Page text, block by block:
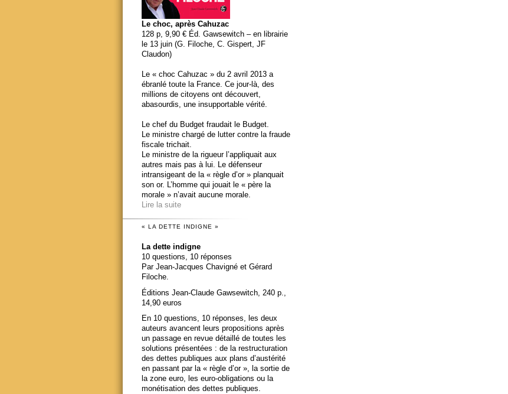
Le choc, après Cahuzac
128 p, 9,90 € Éd. Gawsewitch – en librairie
le 13 juin (G. Filoche, C. Gispert, JF
Claudon)
Le « choc Cahuzac » du 2 avril 2013 a
ébranlé toute la France. Ce jour-là, des
millions de citoyens ont découvert,
abasourdis, une insupportable vérité.
Le chef du Budget fraudait le Budget.
Le ministre chargé de lutter contre la fraude
fiscale trichait.
Le ministre de la rigueur l’appliquait aux
autres mais pas à lui. Le défenseur
intransigeant de la « règle d’or » planquait
son or. L’homme qui jouait le « père la
morale » n’avait aucune morale.
Lire la suite
« LA DETTE INDIGNE »
La dette indigne
10 questions, 10 réponses
Par Jean-Jacques Chavigné et Gérard
Filoche.
Éditions Jean-Claude Gawsewitch, 240 p.,
14,90 euros
En 10 questions, 10 réponses, les deux
auteurs avancent leurs propositions après
un passage en revue détaillé de toutes les
solutions présentées : de la restructuration
des dettes publiques aux plans d’austérité
en passant par la « règle d’or », la sortie de
la zone euro, les euro-obligations ou la
monétisation des dettes publiques.